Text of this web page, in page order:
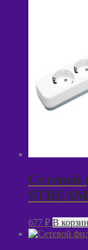
Сетевой
677 ₽ В